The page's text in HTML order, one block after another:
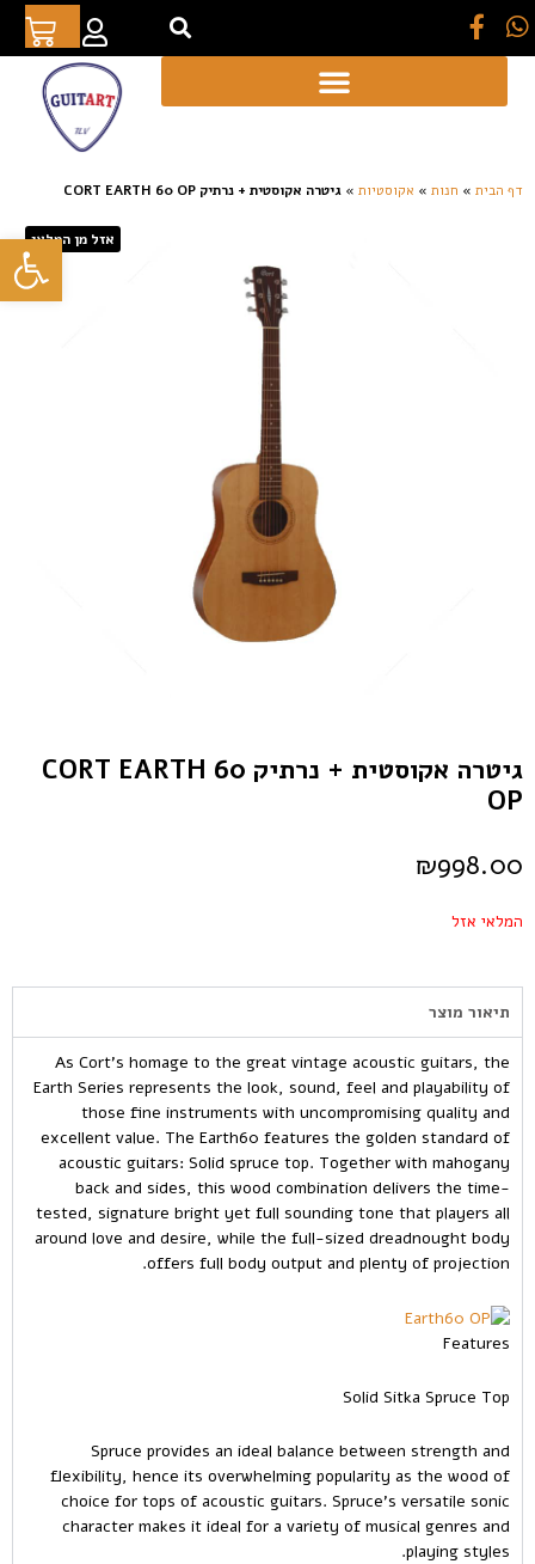
פתח
דף הבית » חנות » אקוסטיות » גיטרה אקוסטית + נרתיק CORT EARTH 60 OP
אזל מן המלאי
גיטרה אקוסטית + נרתיק CORT EARTH 60
OP
₪998.00
המלאי אזל
תיאור מוצר
As Cort’s homage to the great vintage acoustic guitars, the
Earth Series represents the look, sound, feel and playability of
those fine instruments with uncompromising quality and
excellent value. The Earth60 features the golden standard of
acoustic guitars: Solid spruce top. Together with mahogany
back and sides, this wood combination delivers the time-
tested, signature bright yet full sounding tone that players all
around love and desire, while the full-sized dreadnought body
offers full body output and plenty of projection.
Features
Solid Sitka Spruce Top
Spruce provides an ideal balance between strength and
flexibility, hence its overwhelming popularity as the wood of
choice for tops of acoustic guitars. Spruce’s versatile sonic
character makes it ideal for a variety of musical genres and
playing styles.